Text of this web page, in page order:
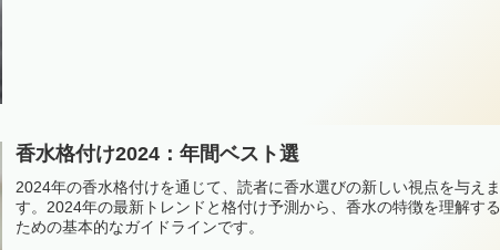
香水格付け2024：年間ベスト選
2024年の香水格付けを通じて、読者に香水選びの新しい視点を与えま
す。2024年の最新トレンドと格付け予測から、香水の特徴を理解する
ための基本的なガイドラインです。